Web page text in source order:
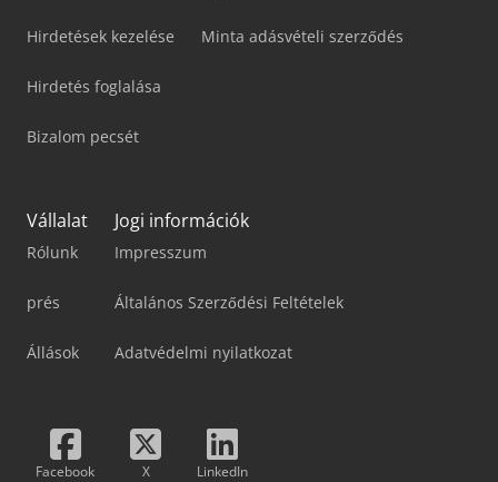
Hirdetések kezelése
Hirdetés foglalása
Bizalom pecsét
Minta adásvételi szerződés
Vállalat
Rólunk
prés
Állások
Jogi információk
Impresszum
Általános Szerződési Feltételek
Adatvédelmi nyilatkozat
Facebook X LinkedIn